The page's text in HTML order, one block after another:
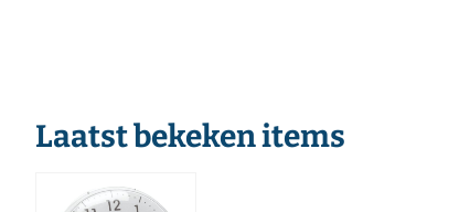
Laatst bekeken items